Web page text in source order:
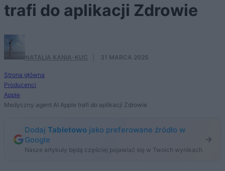
trafi do aplikacji Zdrowie
NATALIA KANIA-KUC 31 MARCA 2025
Strona główna
Producenci
Apple
Medyczny agent AI Apple trafi do aplikacji Zdrowie
Dodaj Tabletowo jako preferowane źródło w
Google
Nasze artykuły będą częściej pojawiać się w Twoich wynikach